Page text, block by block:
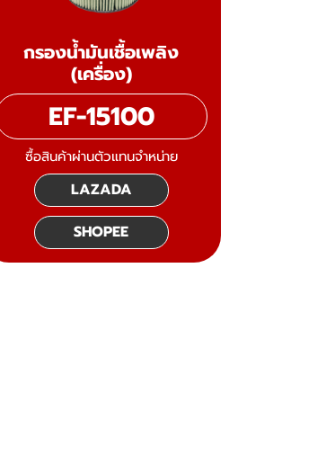
กรองน้ำมันเชื้อเพลิง
(เครื่อง)
EF-15100
ซื้อสินค้าผ่านตัวแทนจำหน่าย
LAZADA
SHOPEE